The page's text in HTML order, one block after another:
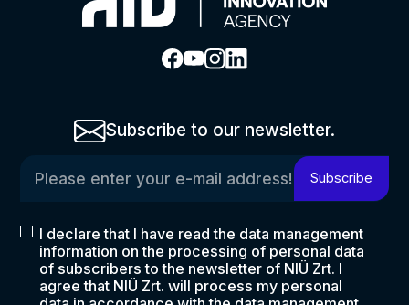
Subscribe to our newsletter.
Subscribe
I declare that I have read the data management
information on the processing of personal data
of subscribers to the newsletter of NIÜ Zrt. I
agree that NIÜ Zrt. will process my personal